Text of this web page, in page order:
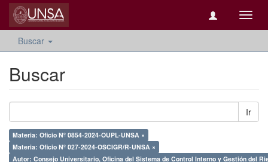
Buscar
Buscar
Ir
Materia: Oficio Nº 0854-2024-OUPL-UNSA ×
Materia: Oficio Nº 027-2024-OSCIGR/R-UNSA ×
Autor: Consejo Universitario, Oficina del Sistema de Control Interno y Gestión del